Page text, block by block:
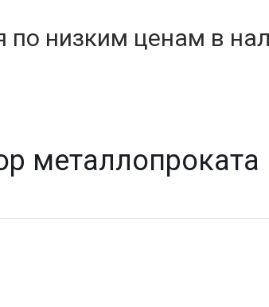
по низким ценам в
металлопроката